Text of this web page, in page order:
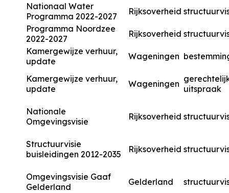
Nationaal Water
Programma 2022-2027
Rijksoverheid
Programma Noordzee
2022-2027
Rijksoverheid
Kamergewijze verhuur,
update
Wageningen
Kamergewijze verhuur,
update
Wageningen uitspraak
Nationale
Omgevingsvisie
Rijksoverheid
Structuurvisie
buisleidingen 2012-2035
Rijksoverheid
Omgevingsvisie Gaaf
Gelderland
Gelderland